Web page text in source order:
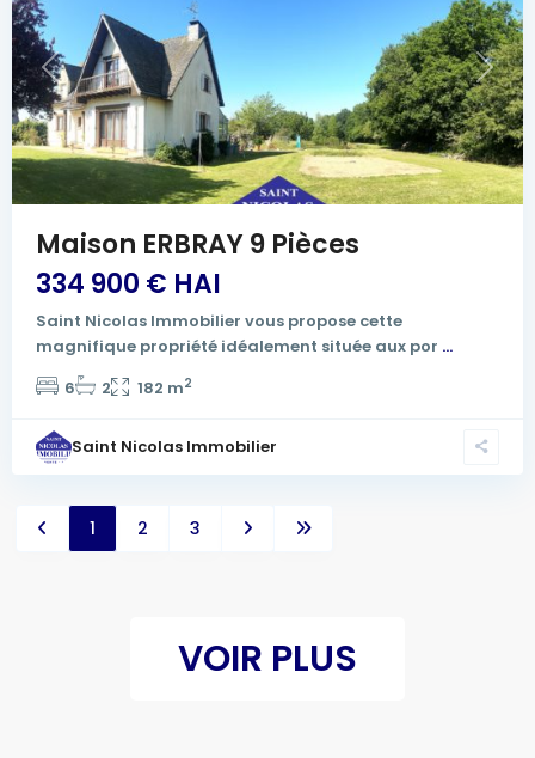
Previous Next
Maison ERBRAY 9 Pièces
334 900 € HAI
Saint Nicolas Immobilier vous propose cette
magnifique propriété idéalement située aux por ...
6
2 182 m2
Saint Nicolas Immobilier
1 2 3
VOIR PLUS